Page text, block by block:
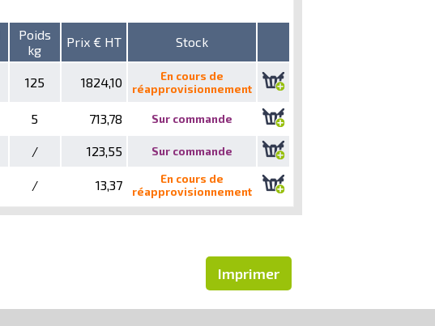
Poids
kg
Prix € HT Stock
125 1824,10
En cours de
réapprovisionnement
5 713,78 Sur commande
/ 123,55 Sur commande
/ 13,37
En cours de
réapprovisionnement
Imprimer